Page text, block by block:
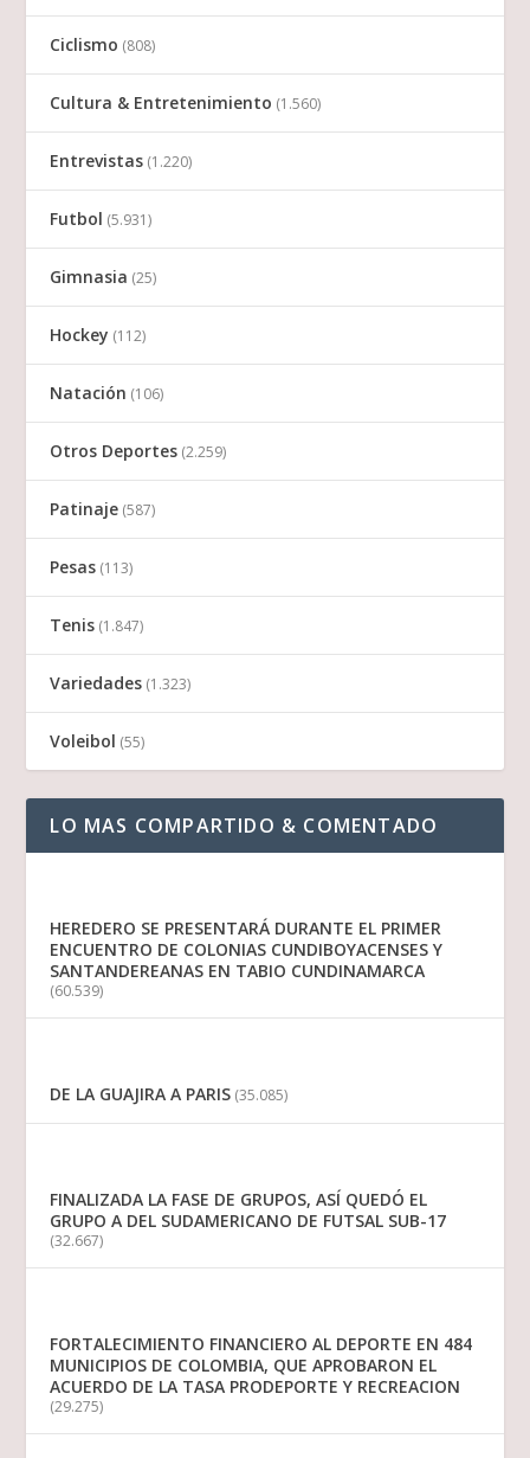
Ciclismo (808)
Cultura & Entretenimiento (1.560)
Entrevistas (1.220)
Futbol (5.931)
Gimnasia (25)
Hockey (112)
Natación (106)
Otros Deportes (2.259)
Patinaje (587)
Pesas (113)
Tenis (1.847)
Variedades (1.323)
Voleibol (55)
LO MAS COMPARTIDO & COMENTADO
HEREDERO SE PRESENTARÁ DURANTE EL PRIMER
ENCUENTRO DE COLONIAS CUNDIBOYACENSES Y
SANTANDEREANAS EN TABIO CUNDINAMARCA
(60.539)
DE LA GUAJIRA A PARIS (35.085)
FINALIZADA LA FASE DE GRUPOS, ASÍ QUEDÓ EL
GRUPO A DEL SUDAMERICANO DE FUTSAL SUB-17
(32.667)
FORTALECIMIENTO FINANCIERO AL DEPORTE EN 484
MUNICIPIOS DE COLOMBIA, QUE APROBARON EL
ACUERDO DE LA TASA PRODEPORTE Y RECREACION
(29.275)